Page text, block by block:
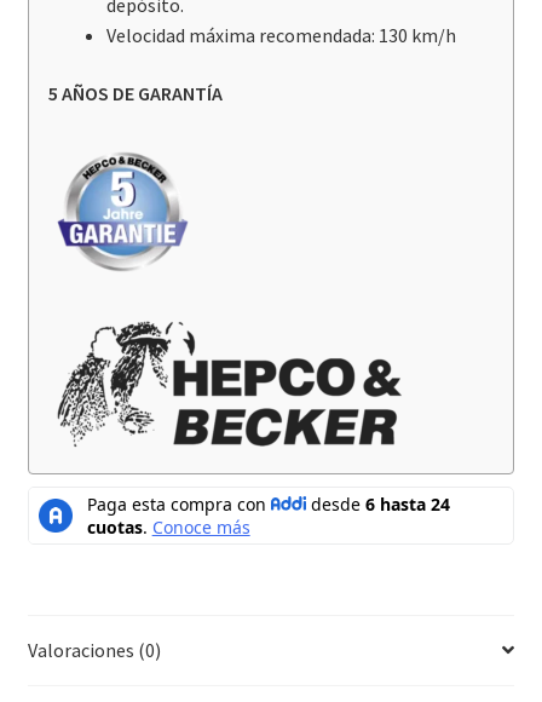
depósito.
Velocidad máxima recomendada: 130 km/h
5 AÑOS DE GARANTÍA
Valoraciones (0)